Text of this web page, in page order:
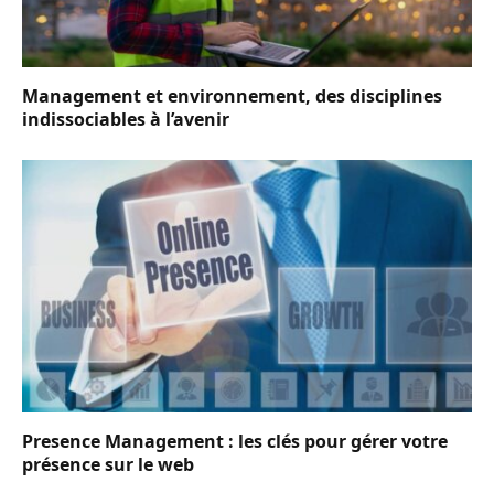
Management et environnement, des disciplines
indissociables à l’avenir
Presence Management : les clés pour gérer votre
présence sur le web